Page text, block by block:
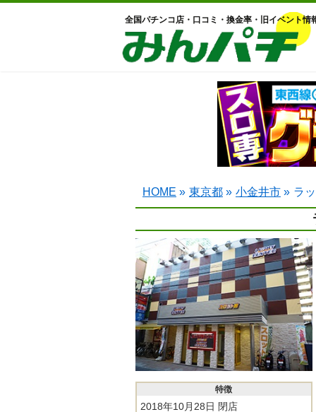
全国パチンコ店・口コミ・換金率・旧イベント情
HOME » 東京都 » 小金井市 » ラ
特徴
2018年10月28日 閉店